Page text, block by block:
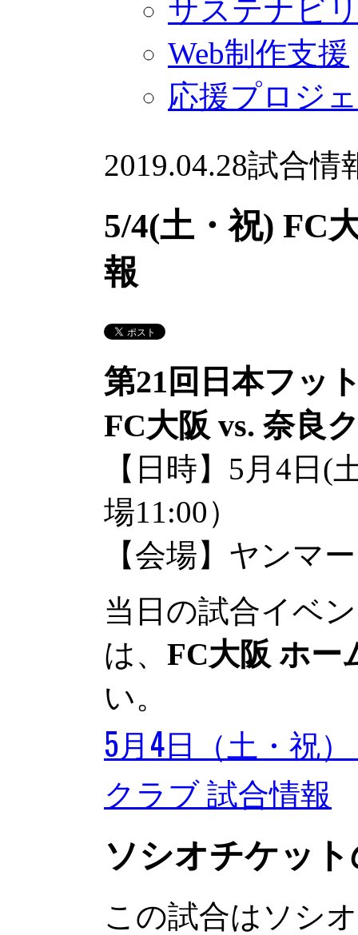
サステナビ
Web制作支援
応援プロジ
2019.04.28試合情
5/4(土・祝) FC
報
第21回日本フッ
FC大阪 vs. 奈良
【日時】5月4日(
場11:00）
【会場】ヤンマ
当日の試合イベ
は、 FC大阪 ホー
い。
5月4日（土・祝）
クラブ 試合情報
ソシオチケッ
この試合はソシ